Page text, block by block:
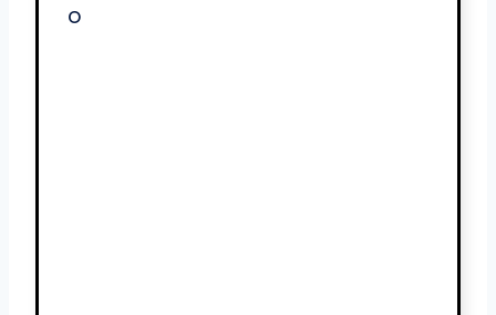
o